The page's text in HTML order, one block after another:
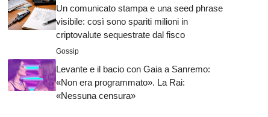
Un comunicato stampa e una seed phrase
visibile: così sono spariti milioni in
criptovalute sequestrate dal fisco
Gossip
Levante e il bacio con Gaia a Sanremo:
«Non era programmato». La Rai:
«Nessuna censura»